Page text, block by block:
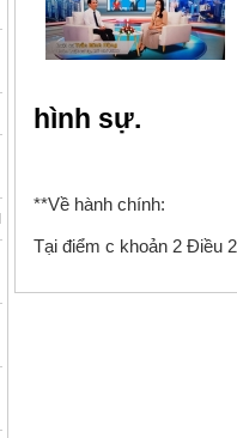
hình sự.
**Về hành chính:
Tại điểm c khoản 2 Điều